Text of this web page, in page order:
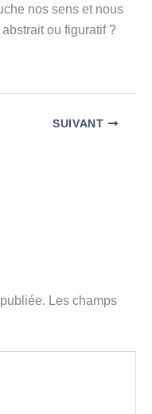
nos sens et nous
ou figuratif ?
SUIVANT
Les champs